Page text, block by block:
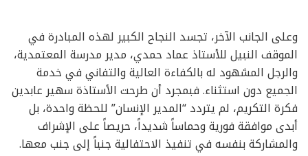
وعلى الجانب الآخر، تجسد النجاح الكبير لهذه المبادرة في
الموقف النبيل للأستاذ عماد حمدي، مدير مدرسة المعتمدية،
والرجل المشهود له بالكفاءة العالية والتفاني في خدمة
الجميع دون استثناء. فبمجرد أن طرحت الأستاذة سهير عابدين
فكرة التكريم، لم يتردد “المدير الإنسان” للحظة واحدة، بل
أبدى موافقة فورية وحماساً شديداً، حريصاً على الإشراف
والمشاركة بنفسه في تنفيذ الاحتفالية جنباً إلى جنب معها.